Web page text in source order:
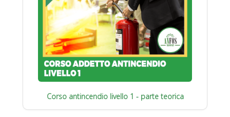
Corso antincendio livello 1 - parte teorica